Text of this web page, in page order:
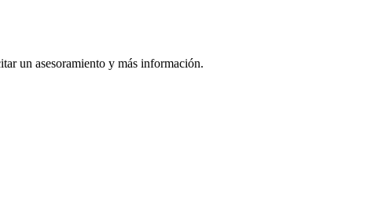
un asesoramiento y más información.